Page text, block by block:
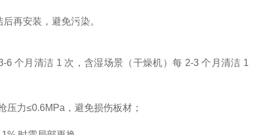
再安装，避免污染。
个月清洁 1 次，含湿场景（干燥机）每 2-3 个月清洁 1
力≤0.6MPa，避免损伤板材；